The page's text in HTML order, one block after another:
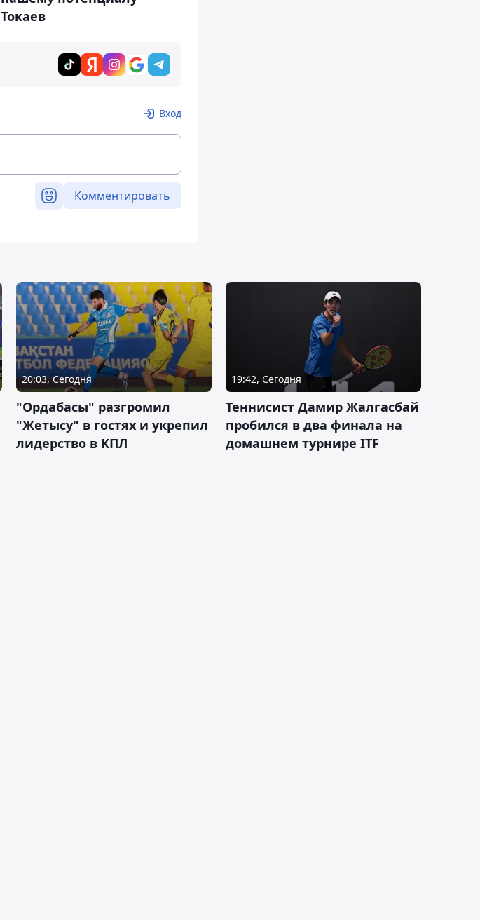
Токаев
Вход
Комментировать
20:03, Сегодня
"Ордабасы" разгромил
"Жетысу" в гостях и укрепил
лидерство в КПЛ
19:42, Сегодня
Теннисист Дамир Жалгасбай
пробился в два финала на
домашнем турнире ITF